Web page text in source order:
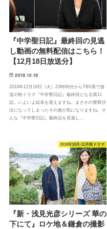
『中学聖日記』最終回の見逃
し動画の無料配信はこちら！
【12月18日放送分】
2018.12.18
2018年12月18日（火）22時00分からTBS系で放
送の秋ドラマ『中学聖日記』最終回となる第11
話。いよいよ結末を迎えますね。まさかの警察沙
汰になってしまったその後が気になりますね。そ
んな『中学聖日記』最終話を見逃し…
2018年10月-12月秋ドラマ
『新・浅見光彦シリーズ 華の
下にて』ロケ地＆鎌倉の撮影